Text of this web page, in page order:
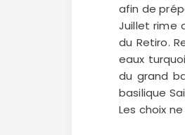
afin de
Juillet rime
du Retiro.
eaux
du grand
basilique
Les choix